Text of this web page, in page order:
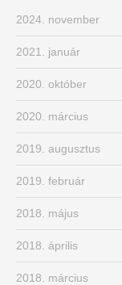
2024. november
2021. január
2020. október
2020. március
2019. augusztus
2019. február
2018. május
2018. április
2018. március